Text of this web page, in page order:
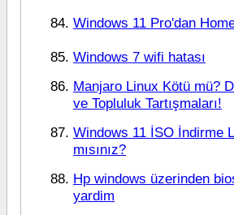
Windows 11 Pro'dan
Windows 7 wifi hatası
Manjaro Linux Kötü mü?
ve Topluluk Tartışmaları!
Windows 11 İSO İndirme
mısınız?
Hp windows üzerinden
yardim